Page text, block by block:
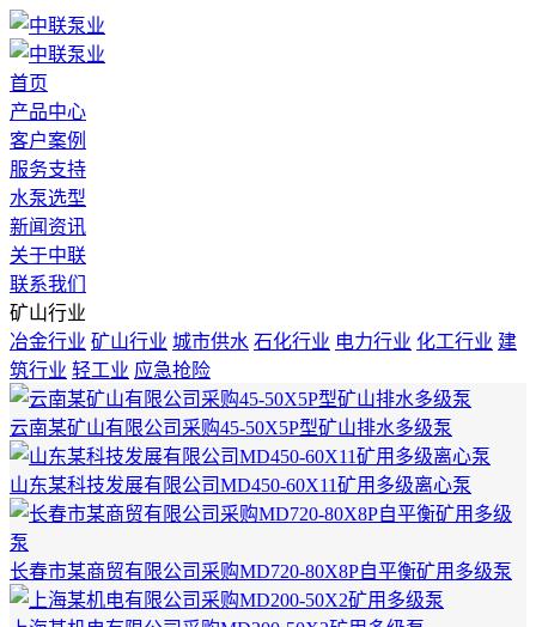
首页
产品中心
客户案例
服务支持
水泵选型
新闻资讯
关于中联
联系我们
矿山行业
冶金行业 矿山行业 城市供水 石化行业 电力行业 化工行业 建
筑行业 轻工业 应急抢险
云南某矿山有限公司采购45-50X5P型矿山排水多级泵
山东某科技发展有限公司MD450-60X11矿用多级离心泵
长春市某商贸有限公司采购MD720-80X8P自平衡矿用多级泵